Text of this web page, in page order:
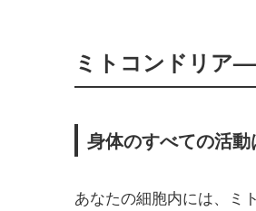
ミトコンドリア
身体のすべての活
あなたの細胞内には、ミ